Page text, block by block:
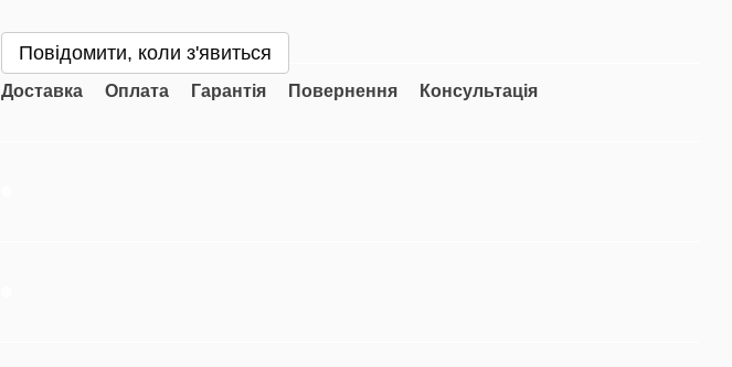
Повідомити, коли з'явиться
Доставка Оплата Гарантія Повернення Консультація